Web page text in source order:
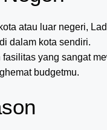
atau luar negeri,
dalam kota sendiri.
yang sangat
budgetmu.